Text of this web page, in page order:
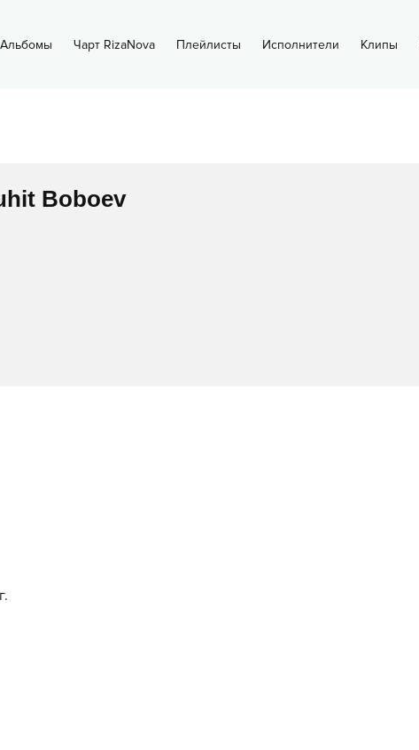
Альбомы Чарт RizaNova Плейлисты Исполнители Клипы
Boboev